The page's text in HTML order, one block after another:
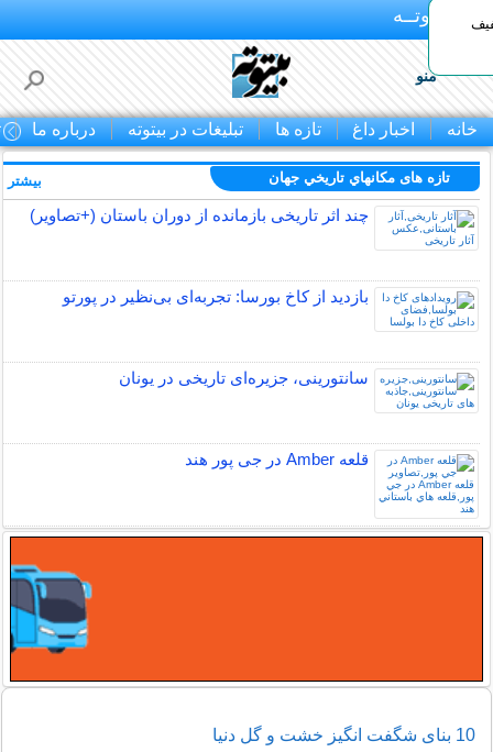
بـیتوتــه
منو
خانه اخبار داغ تازه ها تبلیغات در بیتوته درباره ما
50% تخفیف
تازه های مكانهاي تاريخي جهان
چند اثر تاریخی بازمانده از دوران باستان (+تصاویر)
بازدید از کاخ بورسا: تجربه‌ای بی‌نظیر در پورتو
سانتورینی، جزیره‌ای تاریخی در یونان
قلعه Amber در جی پور هند
بیشتر
10 بنای شگفت انگیز خشت و گل دنیا